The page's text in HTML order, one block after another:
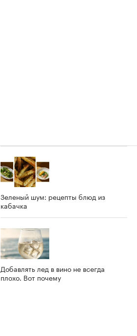
Зеленый шум: рецепты блюд из
кабачка
Добавлять лед в вино не всегда
плохо. Вот почему